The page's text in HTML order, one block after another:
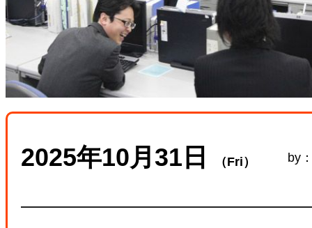
2025年10月31日 （Fri） by